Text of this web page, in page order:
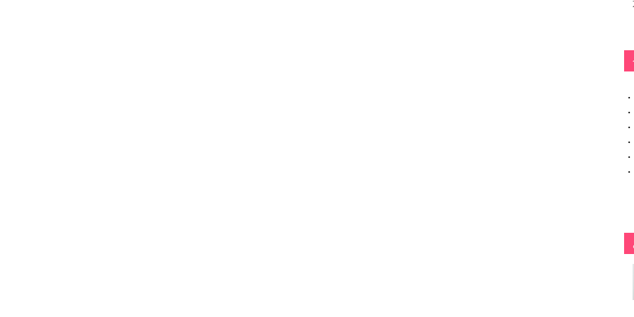
・
・
・
・
・
・